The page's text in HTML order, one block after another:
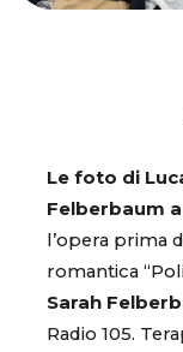
Le foto di
Felberbaum
l’opera prima
romantica
Sarah
Radio 105.